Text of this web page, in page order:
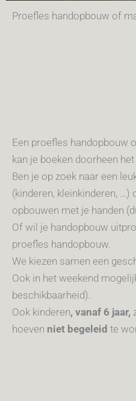
Proefles handopbouw of
Een proefles handopbouw
kan je boeken doorheen het
Ben je op zoek naar een
(kinderen, kleinkinderen, …)
opbouwen met je handen
Of wil je handopbouw
proefles handopbouw.
We kiezen samen een
Ook in het weekend
beschikbaarheid).
Ook kinderen, vanaf 6 jaar,
hoeven niet begeleid te